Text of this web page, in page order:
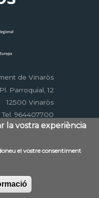
de Vinaròs
Pl. Parroquial, 12
12500 Vinaròs
Tel. 964407700
Mapa web
la vostra experiència
el vostre consentiment